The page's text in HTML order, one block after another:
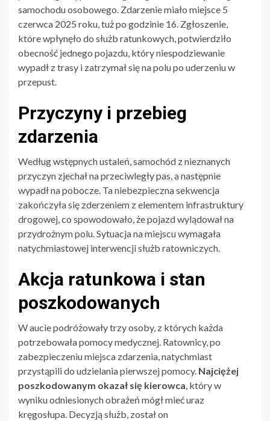
samochodu osobowego. Zdarzenie miało miejsce 5
czerwca 2025 roku, tuż po godzinie 16. Zgłoszenie,
które wpłynęło do służb ratunkowych, potwierdziło
obecność jednego pojazdu, który niespodziewanie
wypadł z trasy i zatrzymał się na polu po uderzeniu w
przepust.
Przyczyny i przebieg
zdarzenia
Według wstępnych ustaleń, samochód z nieznanych
przyczyn zjechał na przeciwległy pas, a następnie
wypadł na pobocze. Ta niebezpieczna sekwencja
zakończyła się zderzeniem z elementem infrastruktury
drogowej, co spowodowało, że pojazd wylądował na
przydrożnym polu. Sytuacja na miejscu wymagała
natychmiastowej interwencji służb ratowniczych.
Akcja ratunkowa i stan
poszkodowanych
W aucie podróżowały trzy osoby, z których każda
potrzebowała pomocy medycznej. Ratownicy, po
zabezpieczeniu miejsca zdarzenia, natychmiast
przystąpili do udzielania pierwszej pomocy. Najciężej
poszkodowanym okazał się kierowca, który w
wyniku odniesionych obrażeń mógł mieć uraz
kręgosłupa. Decyzją służb, został on